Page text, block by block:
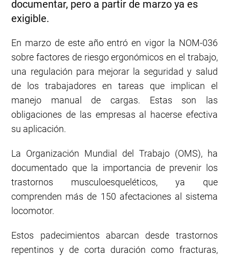
documentar, pero a partir de marzo ya es
exigible.
En marzo de este año entró en vigor la NOM-036
sobre factores de riesgo ergonómicos en el trabajo,
una regulación para mejorar la seguridad y salud
de los trabajadores en tareas que implican el
manejo manual de cargas. Estas son las
obligaciones de las empresas al hacerse efectiva
su aplicación.
La Organización Mundial del Trabajo (OMS), ha
documentado que la importancia de prevenir los
trastornos musculoesqueléticos, ya que
comprenden más de 150 afectaciones al sistema
locomotor.
Estos padecimientos abarcan desde trastornos
repentinos y de corta duración como fracturas,